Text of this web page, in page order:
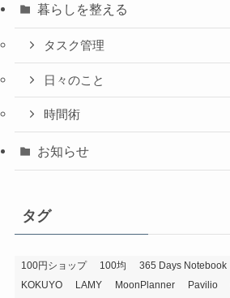
暮らしを整える
タスク管理
日々のこと
時間術
お知らせ
タグ
100円ショップ 100均 365 Days Notebook
KOKUYO
LAMY MoonPlanner Pavilio